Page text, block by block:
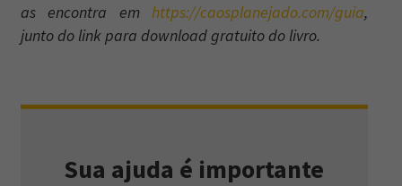
as encontra em https://caosplanejado.com/guia,
junto do link para download gratuito do livro.
Sua ajuda é importante